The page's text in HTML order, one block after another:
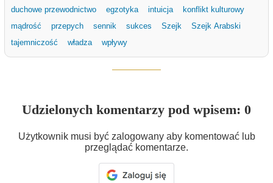
duchowe przewodnictwo
egzotyka intuicja
konflikt kulturowy
mądrość
przepych sennik sukces Szejk
Szejk Arabski
tajemniczość
władza wpływy
Udzielonych komentarzy pod wpisem: 0
Użytkownik musi być zalogowany aby komentować lub
przeglądać komentarze.